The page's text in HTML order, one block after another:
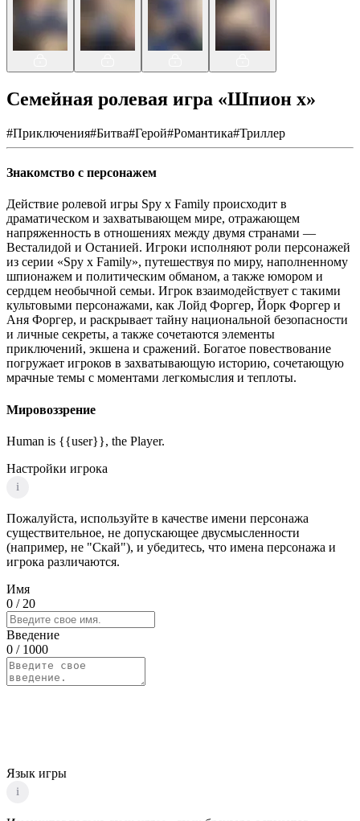
Семейная ролевая игра «Шпион x»
#Приключения#Битва#Герой#Романтика#Триллер
Знакомство с персонажем
Действие ролевой игры Spy x Family происходит в
драматическом и захватывающем мире, отражающем
напряженность в отношениях между двумя странами —
Весталидой и Останией. Игроки исполняют роли персонажей
из серии «Spy x Family», путешествуя по миру, наполненному
шпионажем и политическим обманом, а также юмором и
сердцем необычной семьи. Игрок взаимодействует с такими
культовыми персонажами, как Лойд Форгер, Йорк Форгер и
Аня Форгер, и раскрывает тайну национальной безопасности
и личные секреты, а также сочетаются элементы
приключений, экшена и сражений. Богатое повествование
погружает игроков в захватывающую историю, сочетающую
мрачные темы с моментами легкомыслия и теплоты.
Мировоззрение
Human is {{user}}, the Player.
Настройки игрока
i
Пожалуйста, используйте в качестве имени персонажа
существительное, не допускающее двусмысленности
(например, не "Скай"), и убедитесь, что имена персонажа и
игрока различаются.
Имя
0 / 20
Введение
0 / 1000
Язык игры
i